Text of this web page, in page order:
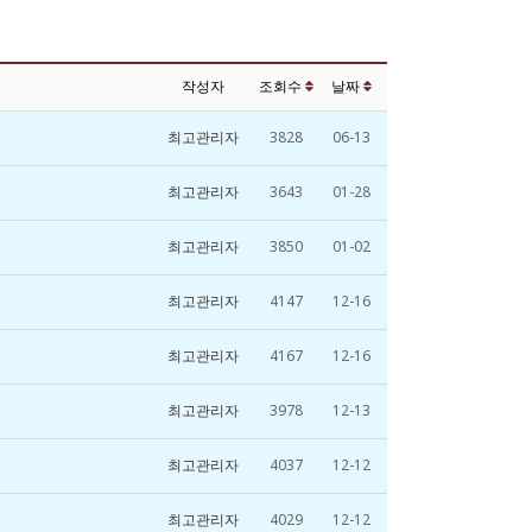
작성자 조회수 날짜
최고관리자 3828 06-13
최고관리자 3643 01-28
최고관리자 3850 01-02
최고관리자 4147 12-16
최고관리자 4167 12-16
최고관리자 3978 12-13
최고관리자 4037 12-12
최고관리자 4029 12-12